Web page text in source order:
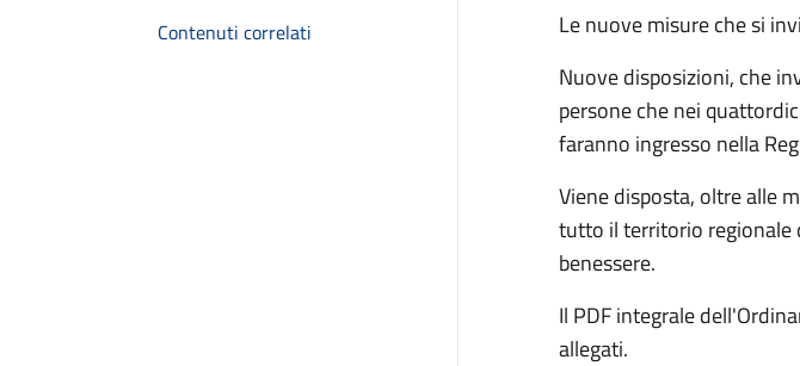
Contenuti correlati
Le nuove misure che si
Nuove disposizioni, che
persone che nei
faranno ingresso nella
Viene disposta, oltre alle
tutto il territorio regionale
benessere.
Il PDF integrale
allegati.